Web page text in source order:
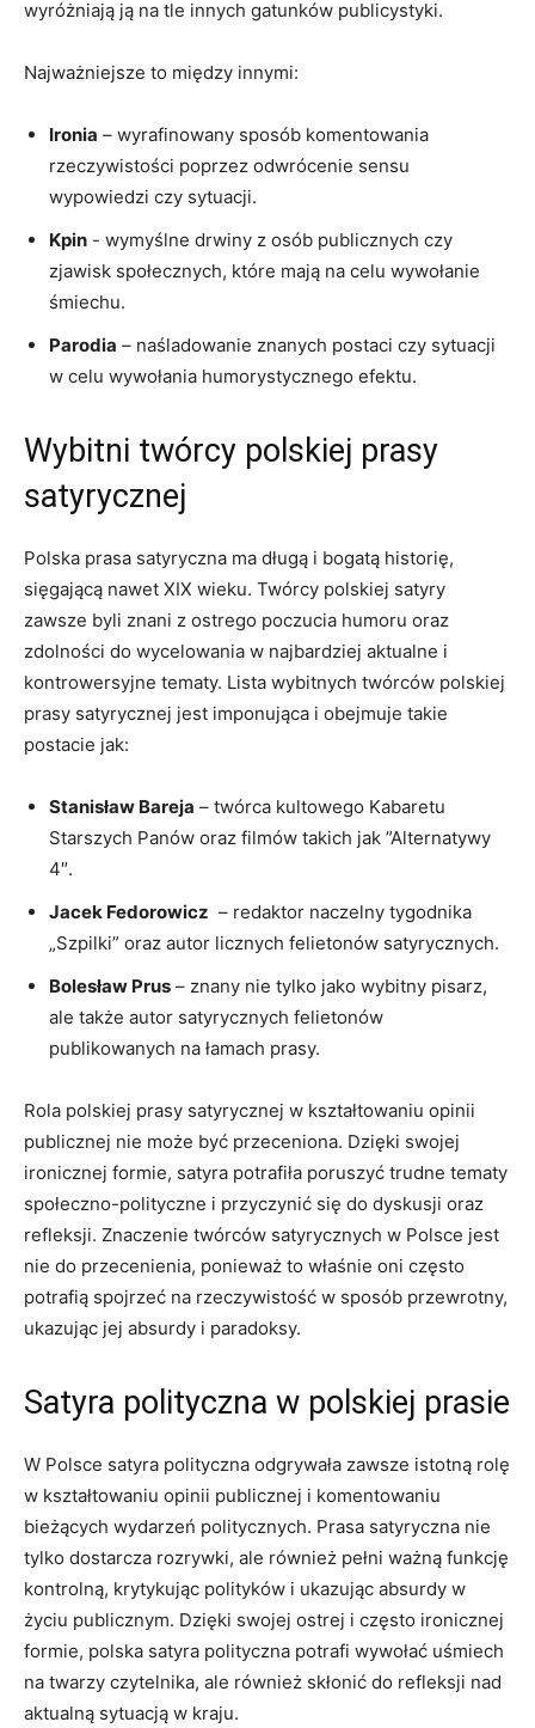
wyróżniają ją⁢ na tle innych ‍gatunków publicystyki.
Najważniejsze to‍ między innymi:
Ironia – wyrafinowany sposób komentowania
rzeczywistości​ poprzez odwrócenie sensu
wypowiedzi czy sytuacji.
Kpin ⁢- wymyślne drwiny z osób publicznych czy
zjawisk‌ społecznych, które mają na celu wywołanie
śmiechu.
Parodia – naśladowanie znanych postaci czy sytuacji
w celu wywołania⁢ humorystycznego efektu.
Wybitni twórcy polskiej ⁢prasy
satyrycznej
Polska prasa satyryczna ma długą i bogatą historię,
sięgającą nawet XIX⁢ wieku. Twórcy polskiej satyry
zawsze byli znani z ostrego ⁣poczucia humoru oraz
zdolności do wycelowania w najbardziej aktualne i
kontrowersyjne tematy. Lista wybitnych twórców polskiej
prasy satyrycznej⁤ jest imponująca i obejmuje takie
postacie jak:
Stanisław Bareja – twórca kultowego Kabaretu⁤
Starszych Panów oraz​ filmów takich jak ‌”Alternatywy
4″.
Jacek Fedorowicz ‌ – redaktor naczelny tygodnika
„Szpilki” oraz​ autor licznych ⁢felietonów satyrycznych.
Bolesław Prus – znany nie tylko jako wybitny pisarz,
ale także autor satyrycznych felietonów
publikowanych na⁢ łamach prasy.
Rola polskiej prasy satyrycznej‌ w kształtowaniu​ opinii
publicznej nie​ może być przeceniona. Dzięki swojej
ironicznej formie, satyra potrafiła poruszyć trudne tematy
społeczno-polityczne i przyczynić ⁤się do⁤ dyskusji oraz
refleksji. Znaczenie twórców satyrycznych w Polsce jest⁣
nie do ⁣przecenienia, ponieważ to⁤ właśnie oni często
potrafią​ spojrzeć na rzeczywistość w sposób przewrotny,⁣
ukazując jej absurdy i paradoksy.
Satyra polityczna w polskiej ‌prasie
W Polsce satyra polityczna odgrywała zawsze istotną rolę
w kształtowaniu opinii publicznej i komentowaniu
bieżących wydarzeń politycznych. Prasa satyryczna nie​
tylko dostarcza rozrywki, ale również pełni ważną funkcję
kontrolną,‍ krytykując polityków i ukazując absurdy w
życiu publicznym. Dzięki swojej ostrej i często ironicznej
formie, polska satyra polityczna potrafi wywołać uśmiech
na twarzy czytelnika, ale również skłonić⁢ do refleksji nad
aktualną sytuacją w kraju.